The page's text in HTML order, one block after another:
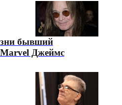
бывший
Джеймс